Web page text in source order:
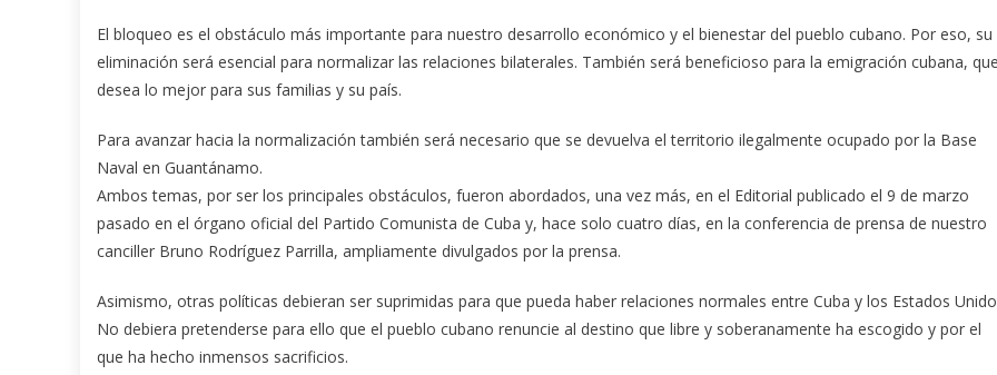
El bloqueo es el obstáculo más importante para nuestro desarrollo económico y el bienestar del pueblo cubano. Por eso, su
eliminación será esencial para normalizar las relaciones bilaterales. También será beneficioso para la emigración cubana, que
desea lo mejor para sus familias y su país.
Para avanzar hacia la normalización también será necesario que se devuelva el territorio ilegalmente ocupado por la Base
Naval en Guantánamo.
Ambos temas, por ser los principales obstáculos, fueron abordados, una vez más, en el Editorial publicado el 9 de marzo
pasado en el órgano oficial del Partido Comunista de Cuba y, hace solo cuatro días, en la conferencia de prensa de nuestro
canciller Bruno Rodríguez Parrilla, ampliamente divulgados por la prensa.
Asimismo, otras políticas debieran ser suprimidas para que pueda haber relaciones normales entre Cuba y los Estados
No debiera pretenderse para ello que el pueblo cubano renuncie al destino que libre y soberanamente ha escogido y por el
que ha hecho inmensos sacrificios.